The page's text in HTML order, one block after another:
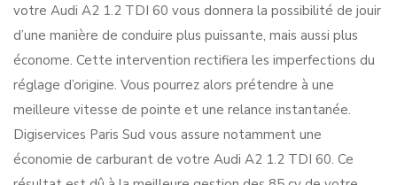
votre Audi A2 1.2 TDI 60 vous donnera la possibilité de jouir
d’une manière de conduire plus puissante, mais aussi plus
économe. Cette intervention rectifiera les imperfections du
réglage d’origine. Vous pourrez alors prétendre à une
meilleure vitesse de pointe et une relance instantanée.
Digiservices Paris Sud vous assure notamment une
économie de carburant de votre Audi A2 1.2 TDI 60. Ce